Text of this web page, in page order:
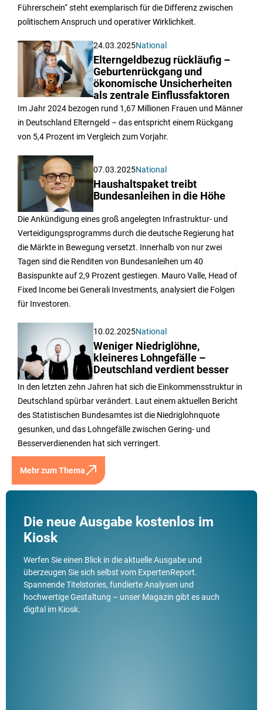
Führerschein“ steht exemplarisch für die Differenz zwischen
politischem Anspruch und operativer Wirklichkeit.
24.03.2025National
Elterngeldbezug rückläufig –
Geburtenrückgang und
ökonomische Unsicherheiten
als zentrale Einflussfaktoren
Im Jahr 2024 bezogen rund 1,67 Millionen Frauen und Männer
in Deutschland Elterngeld – das entspricht einem Rückgang
von 5,4 Prozent im Vergleich zum Vorjahr.
07.03.2025National
Haushaltspaket treibt
Bundesanleihen in die Höhe
Die Ankündigung eines groß angelegten Infrastruktur- und
Verteidigungsprogramms durch die deutsche Regierung hat
die Märkte in Bewegung versetzt. Innerhalb von nur zwei
Tagen sind die Renditen von Bundesanleihen um 40
Basispunkte auf 2,9 Prozent gestiegen. Mauro Valle, Head of
Fixed Income bei Generali Investments, analysiert die Folgen
für Investoren.
10.02.2025National
Weniger Niedriglöhne,
kleineres Lohngefälle –
Deutschland verdient besser
In den letzten zehn Jahren hat sich die Einkommensstruktur in
Deutschland spürbar verändert. Laut einem aktuellen Bericht
des Statistischen Bundesamtes ist die Niedriglohnquote
gesunken, und das Lohngefälle zwischen Gering- und
Besserverdienenden hat sich verringert.
Mehr zum Thema
Die neue Ausgabe kostenlos im
Kiosk
Werfen Sie einen Blick in die aktuelle Ausgabe und
überzeugen Sie sich selbst vom ExpertenReport.
Spannende Titelstories, fundierte Analysen und
hochwertige Gestaltung – unser Magazin gibt es auch
digital im Kiosk.